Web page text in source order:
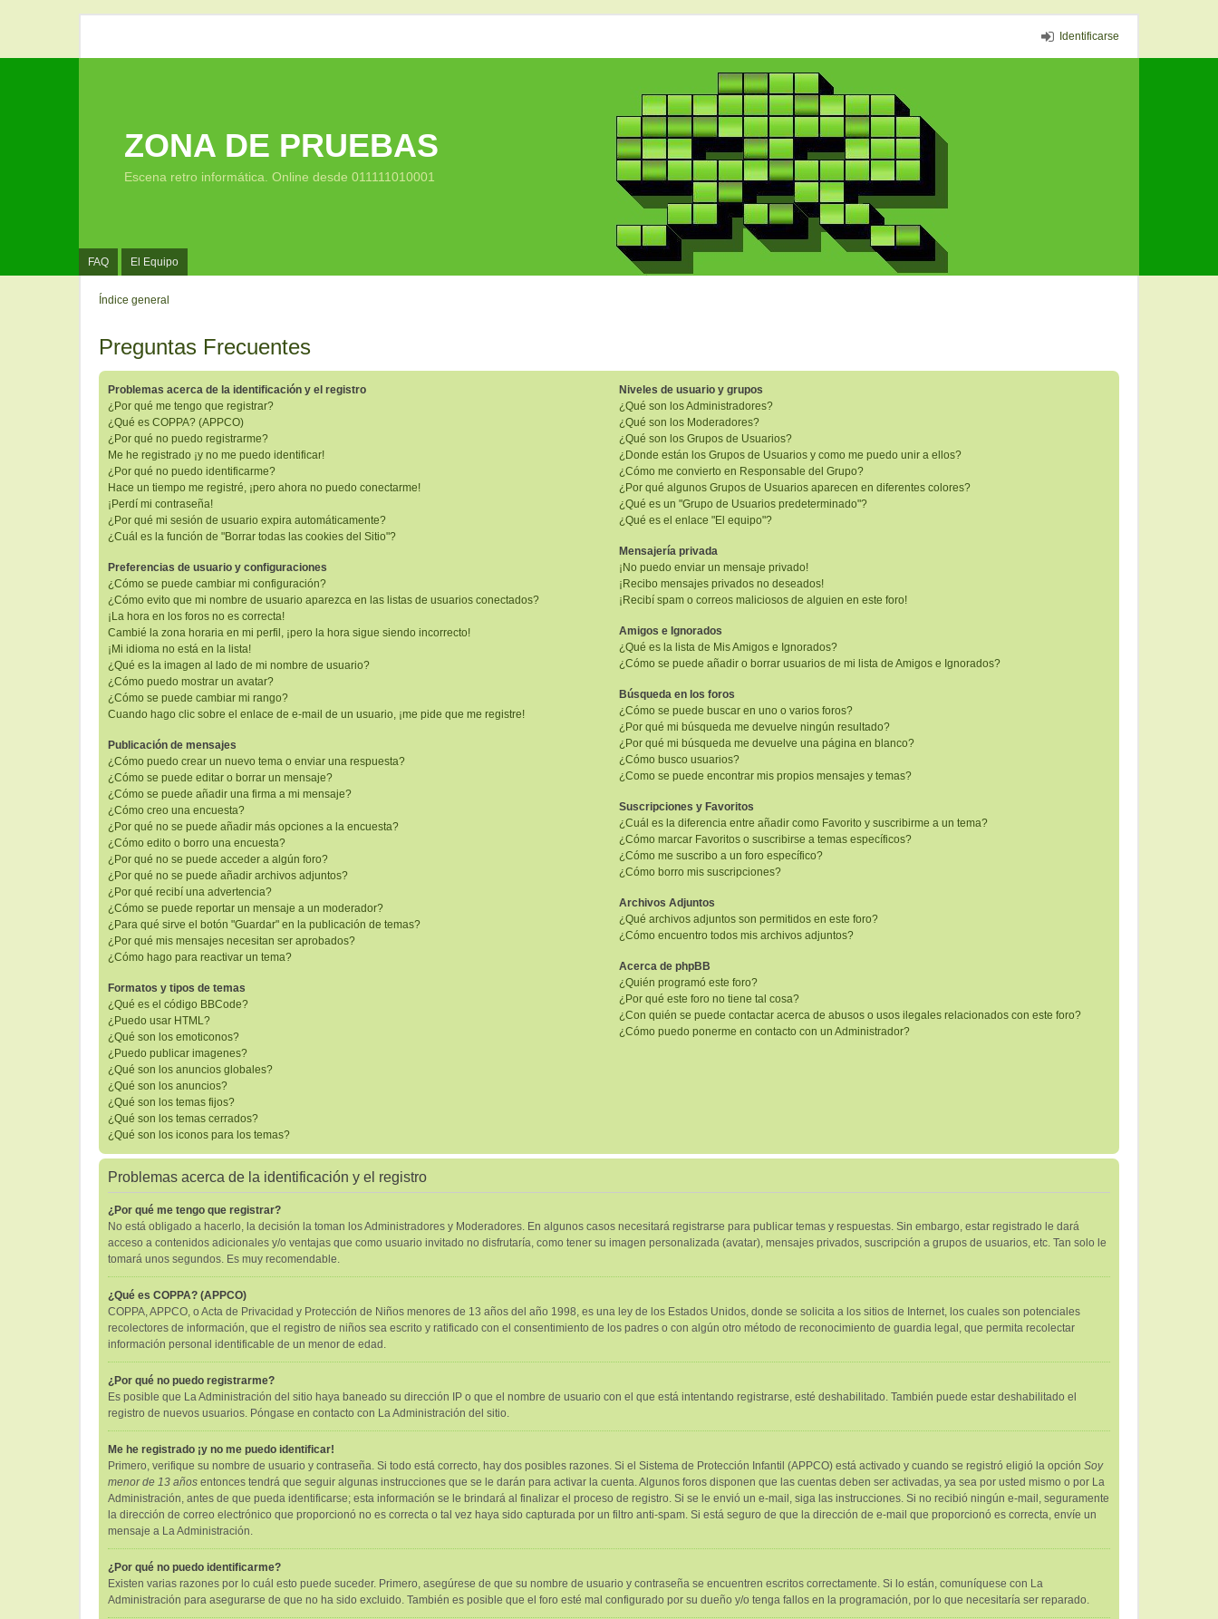
Identificarse
FAQ El Equipo
ZONA DE PRUEBAS
Escena retro informática. Online desde 011111010001
Índice general
Preguntas Frecuentes
Problemas acerca de la identificación y el registro
¿Por qué me tengo que registrar?
¿Qué es COPPA? (APPCO)
¿Por qué no puedo registrarme?
Me he registrado ¡y no me puedo identificar!
¿Por qué no puedo identificarme?
Hace un tiempo me registré, ¡pero ahora no puedo conectarme!
¡Perdí mi contraseña!
¿Por qué mi sesión de usuario expira automáticamente?
¿Cuál es la función de "Borrar todas las cookies del Sitio"?
Preferencias de usuario y configuraciones
¿Cómo se puede cambiar mi configuración?
¿Cómo evito que mi nombre de usuario aparezca en las listas de usuarios conectados?
¡La hora en los foros no es correcta!
Cambié la zona horaria en mi perfil, ¡pero la hora sigue siendo incorrecto!
¡Mi idioma no está en la lista!
¿Qué es la imagen al lado de mi nombre de usuario?
¿Cómo puedo mostrar un avatar?
¿Cómo se puede cambiar mi rango?
Cuando hago clic sobre el enlace de e-mail de un usuario, ¡me pide que me registre!
Publicación de mensajes
¿Cómo puedo crear un nuevo tema o enviar una respuesta?
¿Cómo se puede editar o borrar un mensaje?
¿Cómo se puede añadir una firma a mi mensaje?
¿Cómo creo una encuesta?
¿Por qué no se puede añadir más opciones a la encuesta?
¿Cómo edito o borro una encuesta?
¿Por qué no se puede acceder a algún foro?
¿Por qué no se puede añadir archivos adjuntos?
¿Por qué recibí una advertencia?
¿Cómo se puede reportar un mensaje a un moderador?
¿Para qué sirve el botón "Guardar" en la publicación de temas?
¿Por qué mis mensajes necesitan ser aprobados?
¿Cómo hago para reactivar un tema?
Formatos y tipos de temas
¿Qué es el código BBCode?
¿Puedo usar HTML?
¿Qué son los emoticonos?
¿Puedo publicar imagenes?
¿Qué son los anuncios globales?
¿Qué son los anuncios?
¿Qué son los temas fijos?
¿Qué son los temas cerrados?
¿Qué son los iconos para los temas?
Niveles de usuario y grupos
¿Qué son los Administradores?
¿Qué son los Moderadores?
¿Qué son los Grupos de Usuarios?
¿Donde están los Grupos de Usuarios y como me puedo unir a ellos?
¿Cómo me convierto en Responsable del Grupo?
¿Por qué algunos Grupos de Usuarios aparecen en diferentes colores?
¿Qué es un "Grupo de Usuarios predeterminado"?
¿Qué es el enlace "El equipo"?
Mensajería privada
¡No puedo enviar un mensaje privado!
¡Recibo mensajes privados no deseados!
¡Recibí spam o correos maliciosos de alguien en este foro!
Amigos e Ignorados
¿Qué es la lista de Mis Amigos e Ignorados?
¿Cómo se puede añadir o borrar usuarios de mi lista de Amigos e Ignorados?
Búsqueda en los foros
¿Cómo se puede buscar en uno o varios foros?
¿Por qué mi búsqueda me devuelve ningún resultado?
¿Por qué mi búsqueda me devuelve una página en blanco?
¿Cómo busco usuarios?
¿Como se puede encontrar mis propios mensajes y temas?
Suscripciones y Favoritos
¿Cuál es la diferencia entre añadir como Favorito y suscribirme a un tema?
¿Cómo marcar Favoritos o suscribirse a temas específicos?
¿Cómo me suscribo a un foro específico?
¿Cómo borro mis suscripciones?
Archivos Adjuntos
¿Qué archivos adjuntos son permitidos en este foro?
¿Cómo encuentro todos mis archivos adjuntos?
Acerca de phpBB
¿Quién programó este foro?
¿Por qué este foro no tiene tal cosa?
¿Con quién se puede contactar acerca de abusos o usos ilegales relacionados con este foro?
¿Cómo puedo ponerme en contacto con un Administrador?
Problemas acerca de la identificación y el registro
¿Por qué me tengo que registrar?
No está obligado a hacerlo, la decisión la toman los Administradores y Moderadores. En algunos casos necesitará registrarse para publicar temas y respuestas. Sin embargo, estar registrado le dará
acceso a contenidos adicionales y/o ventajas que como usuario invitado no disfrutaría, como tener su imagen personalizada (avatar), mensajes privados, suscripción a grupos de usuarios, etc. Tan solo le
tomará unos segundos. Es muy recomendable.
¿Qué es COPPA? (APPCO)
COPPA, APPCO, o Acta de Privacidad y Protección de Niños menores de 13 años del año 1998, es una ley de los Estados Unidos, donde se solicita a los sitios de Internet, los cuales son potenciales
recolectores de información, que el registro de niños sea escrito y ratificado con el consentimiento de los padres o con algún otro método de reconocimiento de guardia legal, que permita recolectar
información personal identificable de un menor de edad.
¿Por qué no puedo registrarme?
Es posible que La Administración del sitio haya baneado su dirección IP o que el nombre de usuario con el que está intentando registrarse, esté deshabilitado. También puede estar deshabilitado el
registro de nuevos usuarios. Póngase en contacto con La Administración del sitio.
Me he registrado ¡y no me puedo identificar!
Primero, verifique su nombre de usuario y contraseña. Si todo está correcto, hay dos posibles razones. Si el Sistema de Protección Infantil (APPCO) está activado y cuando se registró eligió la opción Soy
menor de 13 años entonces tendrá que seguir algunas instrucciones que se le darán para activar la cuenta. Algunos foros disponen que las cuentas deben ser activadas, ya sea por usted mismo o por La
Administración, antes de que pueda identificarse; esta información se le brindará al finalizar el proceso de registro. Si se le envió un e-mail, siga las instrucciones. Si no recibió ningún e-mail, seguramente
la dirección de correo electrónico que proporcionó no es correcta o tal vez haya sido capturada por un filtro anti-spam. Si está seguro de que la dirección de e-mail que proporcionó es correcta, envíe un
mensaje a La Administración.
¿Por qué no puedo identificarme?
Existen varias razones por lo cuál esto puede suceder. Primero, asegúrese de que su nombre de usuario y contraseña se encuentren escritos correctamente. Si lo están, comuníquese con La
Administración para asegurarse de que no ha sido excluido. También es posible que el foro esté mal configurado por su dueño y/o tenga fallos en la programación, por lo que necesitaría ser reparado.